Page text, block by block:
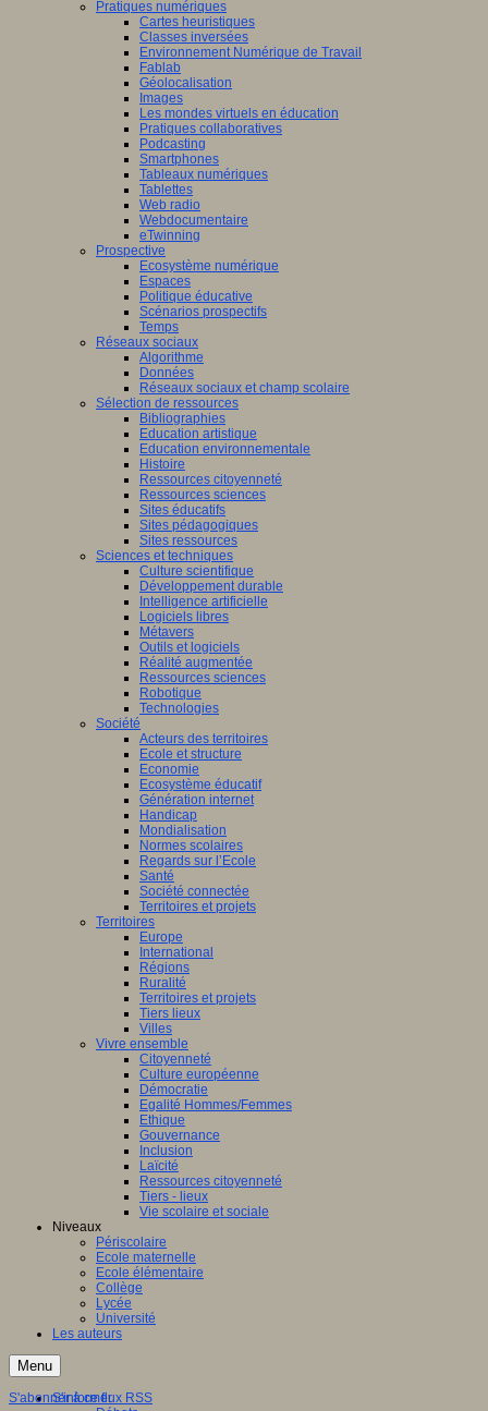
Pratiques numériques
Cartes heuristiques
Classes inversées
Environnement Numérique de Travail
Fablab
Géolocalisation
Images
Les mondes virtuels en éducation
Pratiques collaboratives
Podcasting
Smartphones
Tableaux numériques
Tablettes
Web radio
Webdocumentaire
eTwinning
Prospective
Ecosystème numérique
Espaces
Politique éducative
Scénarios prospectifs
Temps
Réseaux sociaux
Algorithme
Données
Réseaux sociaux et champ scolaire
Sélection de ressources
Bibliographies
Education artistique
Education environnementale
Histoire
Ressources citoyenneté
Ressources sciences
Sites éducatifs
Sites pédagogiques
Sites ressources
Sciences et techniques
Culture scientifique
Développement durable
Intelligence artificielle
Logiciels libres
Métavers
Outils et logiciels
Réalité augmentée
Ressources sciences
Robotique
Technologies
Société
Acteurs des territoires
Ecole et structure
Economie
Ecosystème éducatif
Génération internet
Handicap
Mondialisation
Normes scolaires
Regards sur l’Ecole
Santé
Société connectée
Territoires et projets
Territoires
Europe
International
Régions
Ruralité
Territoires et projets
Tiers lieux
Villes
Vivre ensemble
Citoyenneté
Culture européenne
Démocratie
Egalité Hommes/Femmes
Ethique
Gouvernance
Inclusion
Laïcité
Ressources citoyenneté
Tiers - lieux
Vie scolaire et sociale
Niveaux
Périscolaire
Ecole maternelle
Ecole élémentaire
Collège
Lycée
Université
Les auteurs
Menu
S'informer
S'abonner à ce flux RSS